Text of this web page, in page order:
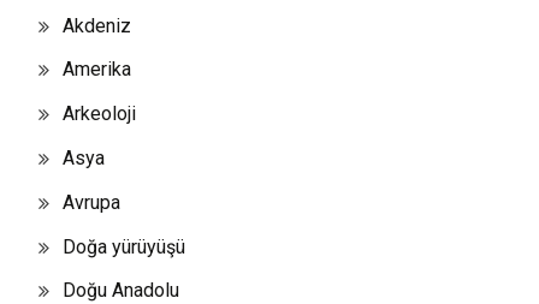
Akdeniz
Amerika
Arkeoloji
Asya
Avrupa
Doğa yürüyüşü
Doğu Anadolu